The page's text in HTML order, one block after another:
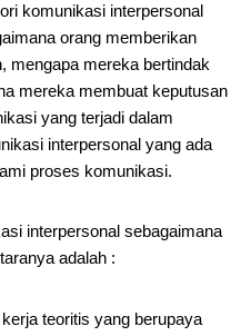
komunikasi interpersonal
orang memberikan
mengapa mereka bertindak
mereka membuat keputusan
yang terjadi dalam
interpersonal yang ada
proses komunikasi.
interpersonal sebagaimana
adalah :
teoritis yang berupaya